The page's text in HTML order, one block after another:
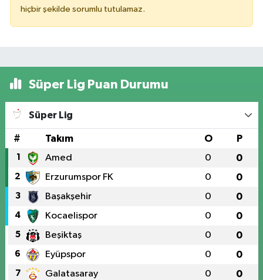
hiçbir şekilde sorumlu tutulamaz.
Süper Lig Puan Durumu
Süper Lig
# Takım O P
1 Amed 0 0
2 Erzurumspor FK 0 0
3 Başakşehir 0 0
4 Kocaelispor 0 0
5 Beşiktaş 0 0
6 Eyüpspor 0 0
7 Galatasaray 0 0